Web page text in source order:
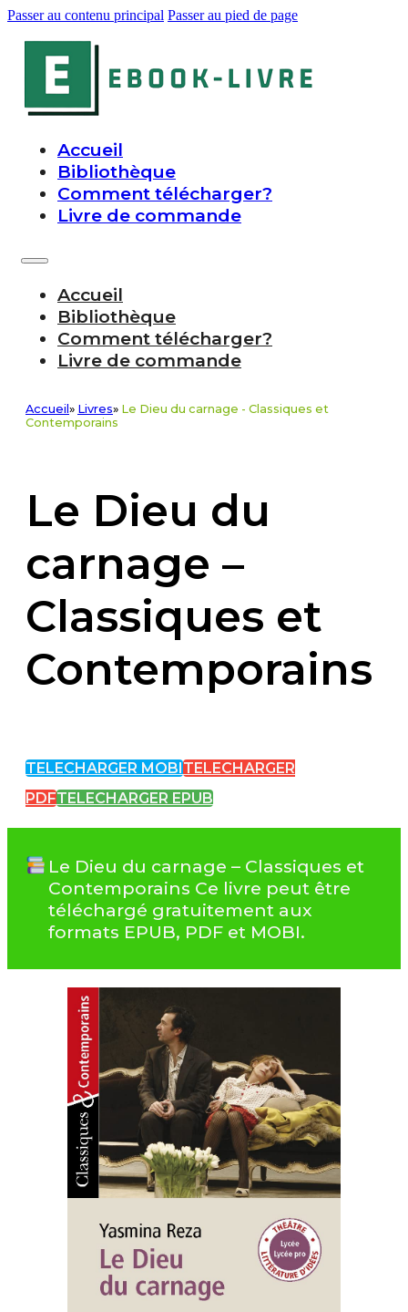
Passer au contenu principal Passer au pied de page
Accueil
Bibliothèque
Comment télécharger?
Livre de commande
Accueil
Bibliothèque
Comment télécharger?
Livre de commande
Accueil » Livres» Le Dieu du carnage - Classiques et
Contemporains
Le Dieu du
carnage –
Classiques et
Contemporains
TELECHARGER MOBI TELECHARGER
PDFTELECHARGER EPUB
Le Dieu du carnage – Classiques et
Contemporains Ce livre peut être
téléchargé gratuitement aux
formats EPUB, PDF et MOBI.